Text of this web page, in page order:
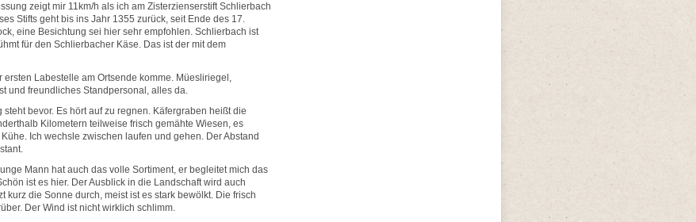
zeigt mir 11km/h als ich am Zisterzienserstift Schlierbach
Stifts geht bis ins Jahr 1355 zurück, seit Ende des 17.
eine Besichtung sei hier sehr empfohlen. Schlierbach ist
für den Schlierbacher Käse. Das ist der mit dem
starken Aroma.
ersten Labestelle am Ortsende komme. Müesliriegel,
und freundliches Standpersonal, alles da.
steht bevor. Es hört auf zu regnen. Käfergraben heißt die
Kilometern teilweise frisch gemähte Wiesen, es
Ich wechsle zwischen laufen und gehen. Der Abstand
Mann hat auch das volle Sortiment, er begleitet mich das
ist es hier. Der Ausblick in die Landschaft wird auch
kurz die Sonne durch, meist ist es stark bewölkt. Die frisch
Der Wind ist nicht wirklich schlimm.